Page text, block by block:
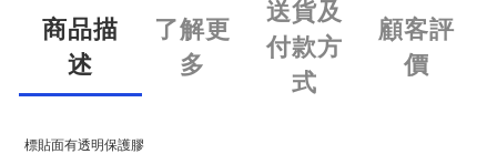
商品描
述
了解更
多
送貨及
付款方
式
顧客評
價
標貼面有透明保護膠